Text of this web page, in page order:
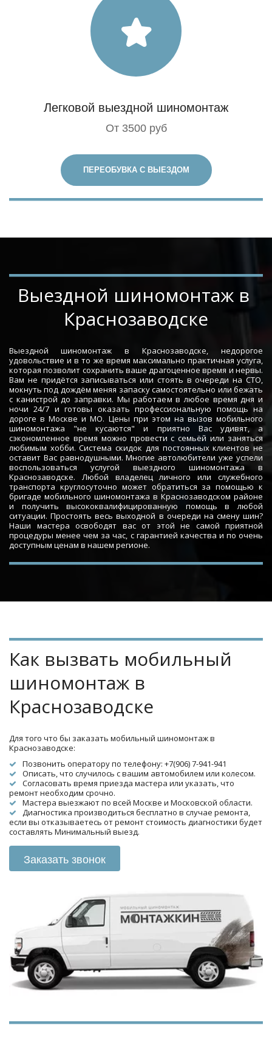
Легковой выездной шиномонтаж
От 3500 руб
ПЕРЕОБУВКА С ВЫЕЗДОМ
­­­­Выездной шиномонтаж в
Краснозаводске
Выездной шиномонтаж в Краснозаводске, недорогое
удовольствие и в то же время максимально практичная услуга,
которая позволит сохранить ваше драгоценное время и нервы.
Вам не придётся записываться или стоять в очереди на СТО,
мокнуть под дождём меняя запаску самостоятельно или бежать
с канистрой до заправки. Мы работаем в любое время дня и
ночи 24/7 и готовы оказать профессиональную помощь на
дороге в Москве и МО. Цены при этом на вызов мобильного
шиномонтажа "не кусаются" и приятно Вас удивят, а
сэкономленное время можно провести с семьёй или заняться
любимым хобби. Система скидок для постоянных клиентов не
оставит Вас равнодушными. Многие автолюбители уже успели
воспользоваться услугой выездного шиномонтажа в
Краснозаводске. Любой владелец личного или служебного
транспорта круглосуточно может обратиться за помощью к
бригаде мобильного шиномонтажа в Краснозаводском районе
и получить высококвалифицированную помощь в любой
ситуации. Простоять весь выходной в очереди на смену шин?
Наши мастера освободят вас от этой не самой приятной
процедуры менее чем за час, с гарантией качества и по очень
доступным ценам в нашем регионе.
Как вызвать мобильный
шиномонтаж в
Краснозаводске
Для того что бы заказать мобильный шиномонтаж в
Краснозаводске:
Позвонить оператору по телефону: +7(906) 7-941-941
Описать, что случилось с вашим автомобилем или колесом.
Согласовать время приезда мастера или указать, что
ремонт необходим срочно.
Мастера выезжают по всей Москве и Московской области.
Диагностика производиться бесплатно в случае ремонта,
если вы отказываетесь от ремонт стоимость диагностики будет
составлять Минимальный выезд.
Заказать звонок